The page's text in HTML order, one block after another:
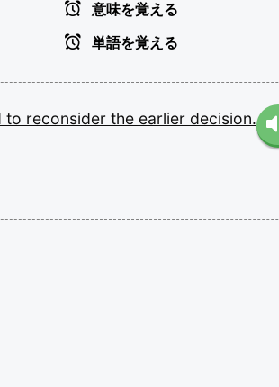
意味を覚える
単語を覚える
to reconsider the earlier decision.